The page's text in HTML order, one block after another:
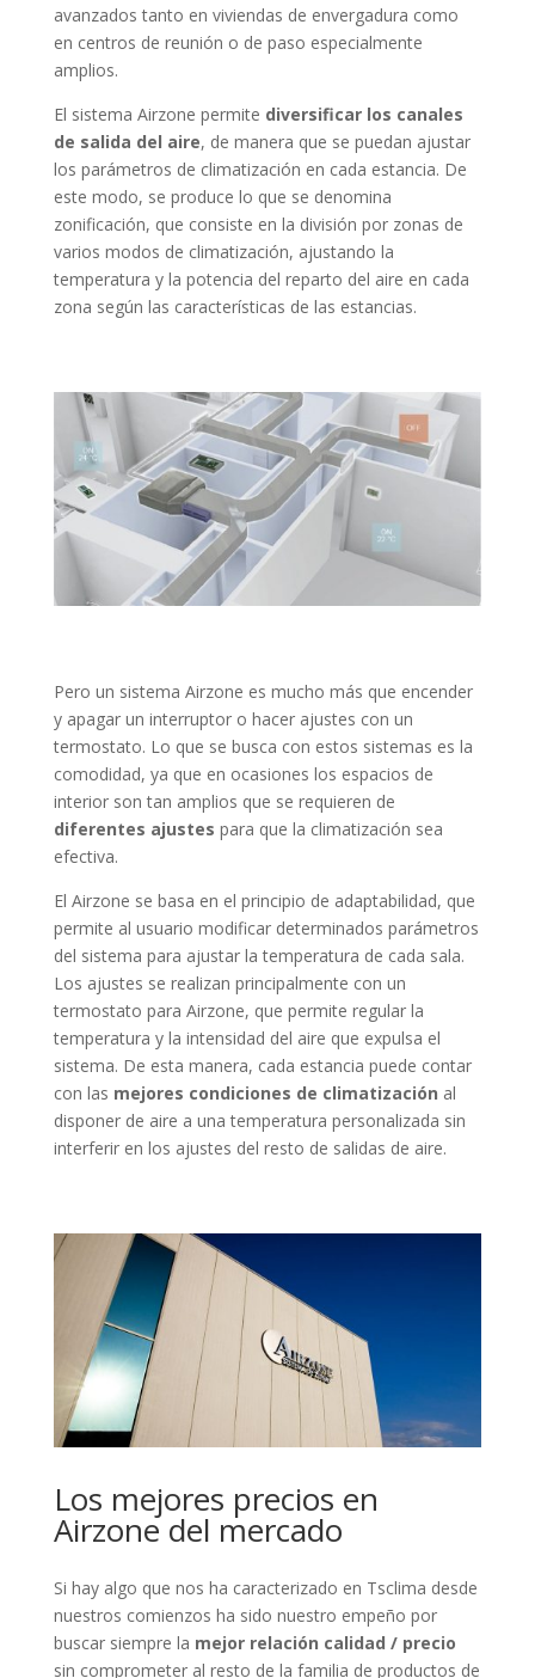
avanzados tanto en viviendas de envergadura como
en centros de reunión o de paso especialmente
amplios.
El sistema Airzone permite diversificar los canales
de salida del aire, de manera que se puedan ajustar
los parámetros de climatización en cada estancia. De
este modo, se produce lo que se denomina
zonificación, que consiste en la división por zonas de
varios modos de climatización, ajustando la
temperatura y la potencia del reparto del aire en cada
zona según las características de las estancias.
Pero un sistema Airzone es mucho más que encender
y apagar un interruptor o hacer ajustes con un
termostato. Lo que se busca con estos sistemas es la
comodidad, ya que en ocasiones los espacios de
interior son tan amplios que se requieren de
diferentes ajustes para que la climatización sea
efectiva.
El Airzone se basa en el principio de adaptabilidad, que
permite al usuario modificar determinados parámetros
del sistema para ajustar la temperatura de cada sala.
Los ajustes se realizan principalmente con un
termostato para Airzone, que permite regular la
temperatura y la intensidad del aire que expulsa el
sistema. De esta manera, cada estancia puede contar
con las mejores condiciones de climatización al
disponer de aire a una temperatura personalizada sin
interferir en los ajustes del resto de salidas de aire.
Los mejores precios en
Airzone del mercado
Si hay algo que nos ha caracterizado en Tsclima desde
nuestros comienzos ha sido nuestro empeño por
buscar siempre la mejor relación calidad / precio
sin comprometer al resto de la familia de productos de